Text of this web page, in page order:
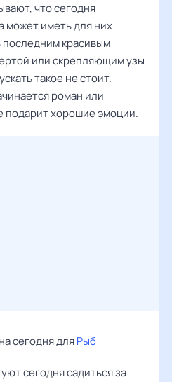
что сегодня
может иметь для них
красивым
или скрепляющим узы
такое не стоит.
роман или
подарит хорошие эмоции.
сегодня дляРыб
сегодня садиться за